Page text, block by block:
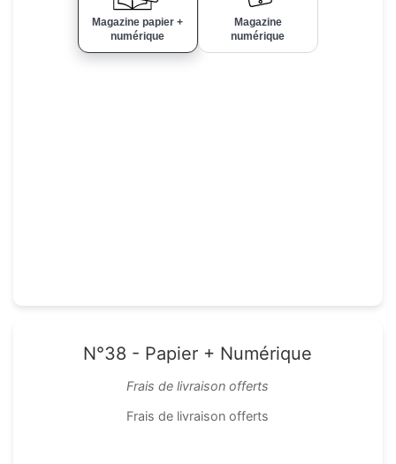
Magazine papier +
numérique
Magazine
numérique
N°38 - Papier + Numérique
Frais de livraison offerts
Frais de livraison offerts